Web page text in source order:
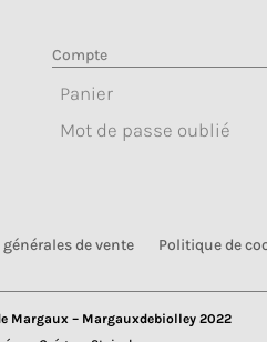
Compte
Panier
Mot de passe oublié
de vente Politique de
Margaux – Margauxdebiolley 2022